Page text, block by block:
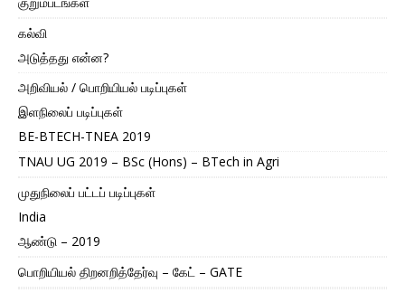
கல்வி
அடுத்தது என்ன?
அறிவியல் / பொறியியல் படிப்புகள்
இளநிலைப் படிப்புகள்
BE-BTECH-TNEA 2019
TNAU UG 2019 – BSc (Hons) – BTech in Agri
முதுநிலைப் பட்டப் படிப்புகள்
India
ஆண்டு – 2019
பொறியியல் திறனறித்தேர்வு – கேட் – GATE